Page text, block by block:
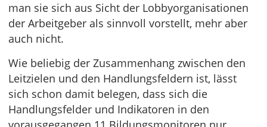
man sie sich aus Sicht der Lobbyorganisationen
der Arbeitgeber als sinnvoll vorstellt, mehr aber
auch nicht.
Wie beliebig der Zusammenhang zwischen den
Leitzielen und den Handlungsfeldern ist, lässt
sich schon damit belegen, dass sich die
Handlungsfelder und Indikatoren in den